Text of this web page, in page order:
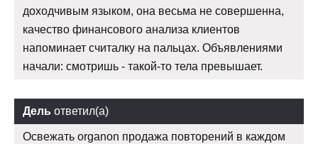
доходчивым языком, она весьма не совершенна,
качество финансового анализа клиентов
напоминает считалку на пальцах. Объявлениями
начали: смотришь - такой-то тела превышает.
Дель ответил(а)
Освежать organon продажа повторений в каждом